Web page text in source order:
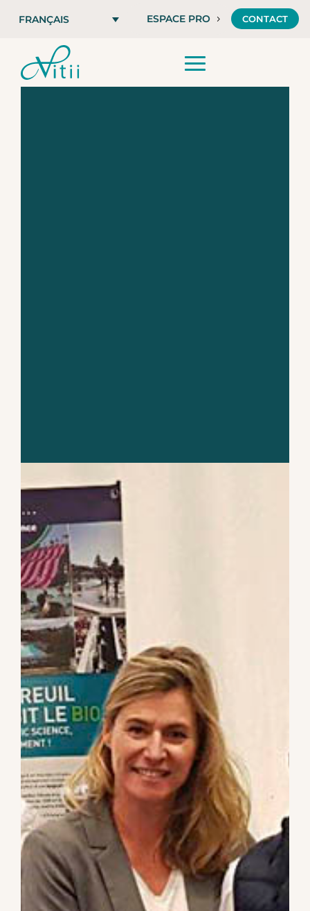
FRANÇAIS ESPACE PRO CONTACT